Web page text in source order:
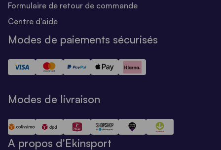
Formulaire de retour de commande
Centre d'aide
Modes de paiements sécurisés
Modes de livraison
A propos d'Ekinsport